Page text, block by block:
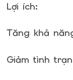
Lợi ích:
Tăng khả
Giảm tình